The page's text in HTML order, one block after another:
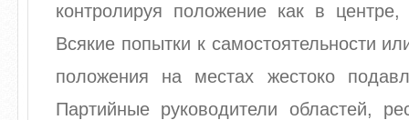
контролируя положение как в
Всякие попытки к самостоятельности
положения на местах жестоко
Партийные руководители областей,